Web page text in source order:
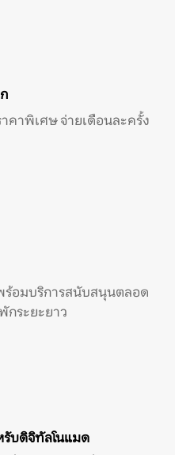
คาพิเศษ จ่ายเดือนละครั้ง
ร้อมบริการสนับสนุนตลอด
กระยะยาว
บดิจิทัลโนแมด